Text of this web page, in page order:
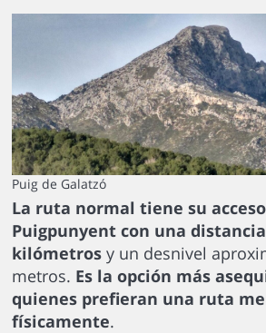
Puig de Galatzó
La ruta normal tiene su
Puigpunyent con una
kilómetrosy un desnivel
metros. Es la opción más
quienes prefieran una ruta
físicamente.